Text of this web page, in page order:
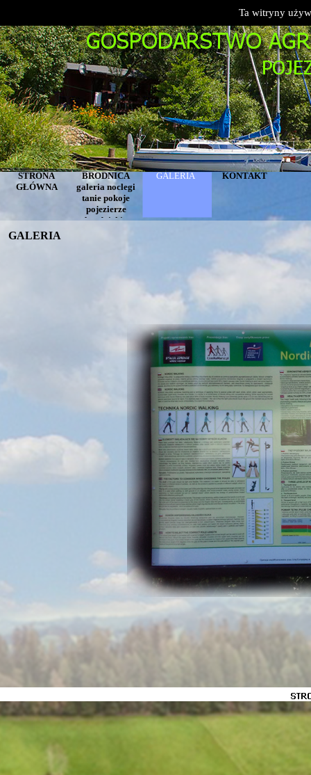
Ta witryny
STRONA
GŁÓWNA
BRODNICA
galeria noclegi
tanie pokoje
pojezierze
brodnickie
GALERIA KONTAKT
GALERIA